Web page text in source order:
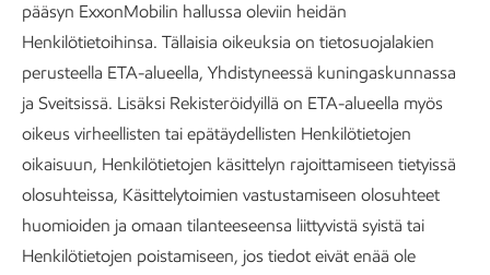
pääsyn ExxonMobilin hallussa oleviin heidän
Henkilötietoihinsa. Tällaisia oikeuksia on tietosuojalakien
perusteella ETA-alueella, Yhdistyneessä kuningaskunnassa
ja Sveitsissä. Lisäksi Rekisteröidyillä on ETA-alueella myös
oikeus virheellisten tai epätäydellisten Henkilötietojen
oikaisuun, Henkilötietojen käsittelyn rajoittamiseen tietyissä
olosuhteissa, Käsittelytoimien vastustamiseen olosuhteet
huomioiden ja omaan tilanteeseensa liittyvistä syistä tai
Henkilötietojen poistamiseen, jos tiedot eivät enää ole